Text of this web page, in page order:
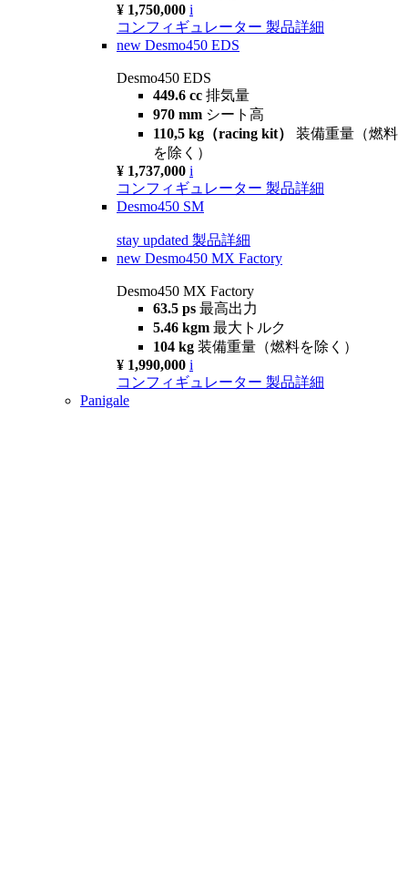
¥ 1,750,000 i
コンフィギュレーター 製品詳細
new Desmo450 EDS
Desmo450 EDS
449.6 cc 排気量
970 mm シート高
110,5 kg（racing kit） 装備重量（燃料
を除く）
¥ 1,737,000 i
コンフィギュレーター 製品詳細
Desmo450 SM
stay updated 製品詳細
new Desmo450 MX Factory
Desmo450 MX Factory
63.5 ps 最高出力
5.46 kgm 最大トルク
104 kg 装備重量（燃料を除く）
¥ 1,990,000 i
コンフィギュレーター 製品詳細
Panigale